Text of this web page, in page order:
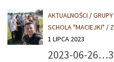
AKTUALNOŚCI /
SCHOLA "MACIEJKI" /
1 LIPCA 2023
2023-06-